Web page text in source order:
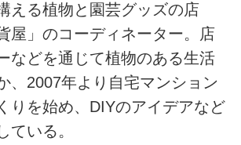
える植物と園芸グッズの店
屋」のコーディネーター。店
などを通じて植物のある生活
、2007年より自宅マンション
りを始め、DIYのアイデアなど
ている。